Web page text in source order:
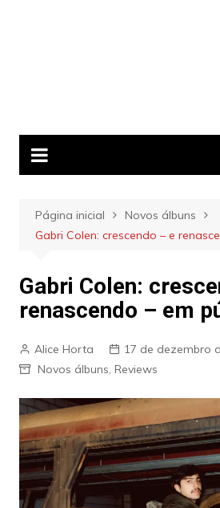
Página inicial
Novos álbuns
Gabri Colen: crescendo – e
Gabri Colen:
renascendo – em
Alice Horta 17 de dezembro
Novos álbuns, Reviews